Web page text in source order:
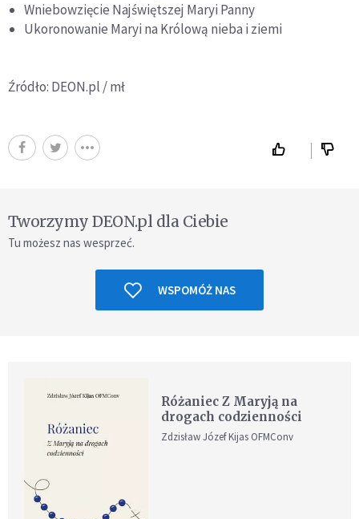
Wniebowzięcie Najświętszej Maryi Panny
Ukoronowanie Maryi na Królową nieba i ziemi
Źródło: DEON.pl / mł
Tworzymy DEON.pl dla Ciebie
Tu możesz nas wesprzeć.
WSPOMÓŻ NAS
Różaniec Z Maryją na
drogach codzienności
Zdzisław Józef Kijas OFMConv